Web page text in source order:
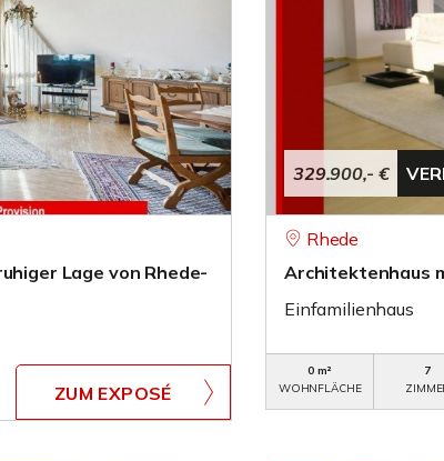
Lage von Rhede-
ZUM EXPOSÉ
329.900,- €
Rhede
Architektenhaus
Einfamilienhaus
0 m²
WOHNFLÄCHE
7